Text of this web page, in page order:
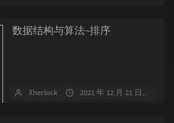
数据结构与算法~排序
Xherlock 2021 年 12 月 21 日